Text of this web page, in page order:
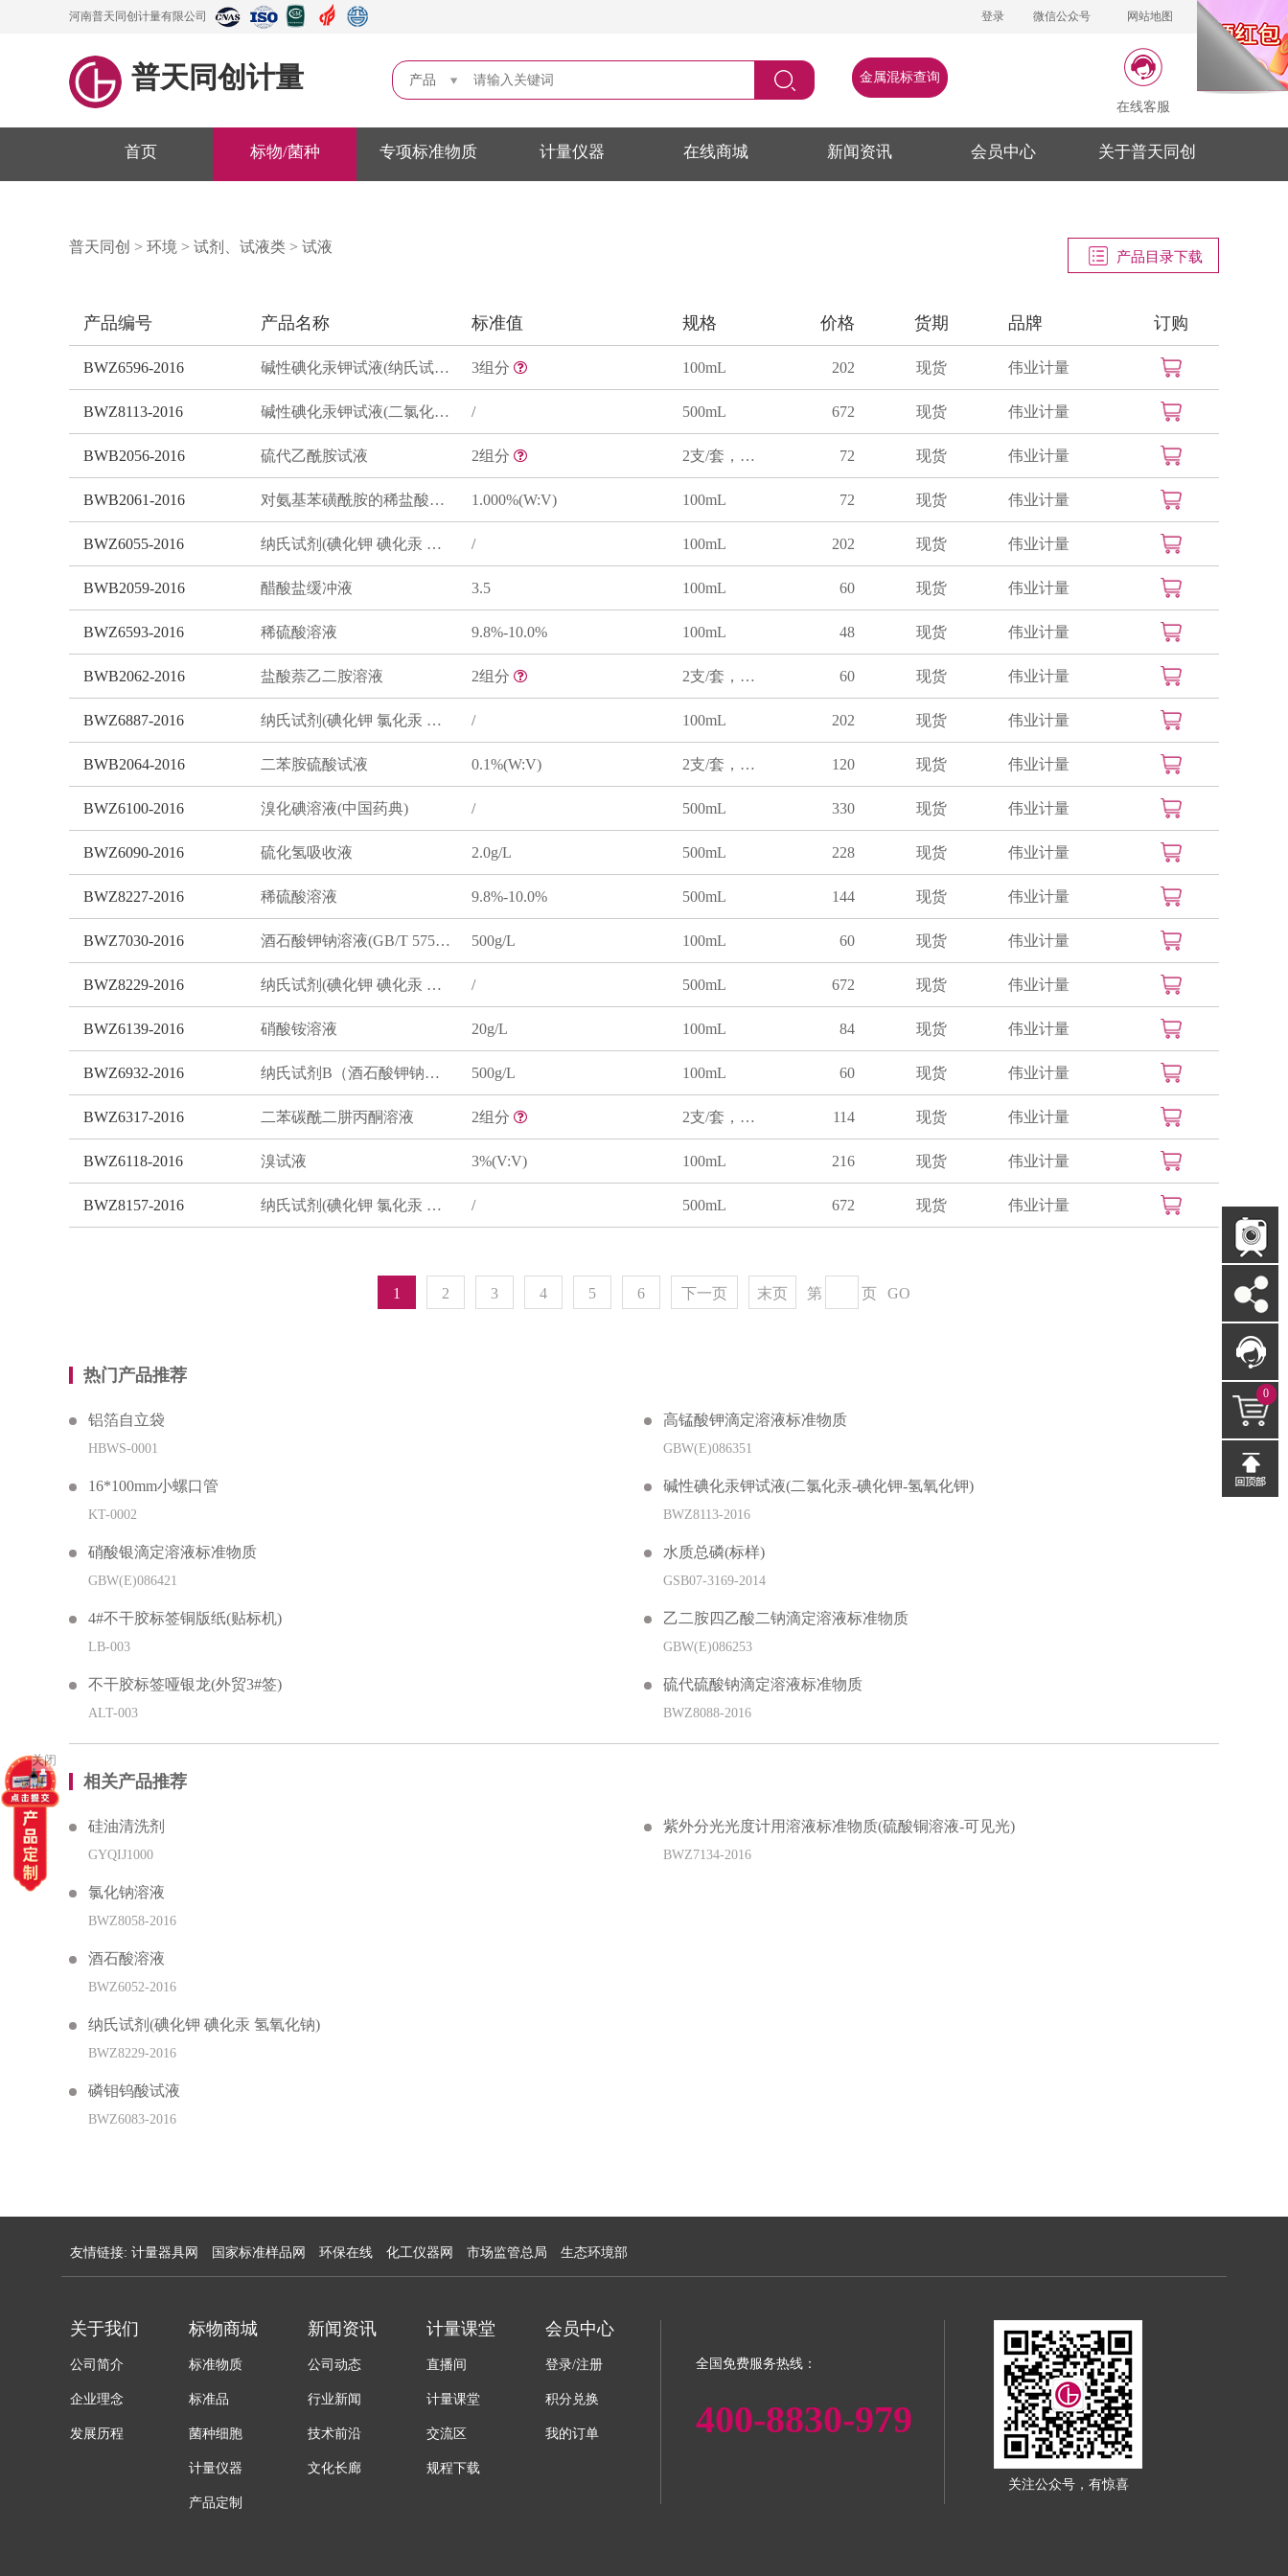
河南普天同创计量有限公司 登录 微信公众号 网站地图
普天同创计量 产品 金属混标查询
在线客服
首页 标物/菌种 专项标准物质 计量仪器 在线商城 新闻资讯 会员中心 关于普天同创
普天同创 > 环境 > 试剂、试液类 > 试液
产品目录下载
产品编号 产品名称 标准值 规格 价格 货期 品牌 订购
BWZ6596-2016 碱性碘化汞钾试液(纳氏试剂A) 3组分 100mL 202 现货 伟业计量
BWZ8113-2016 碱性碘化汞钾试液(二氯化汞-碘化钾-氢氧化钾) / 500mL 672 现货 伟业计量
BWB2056-2016 硫代乙酰胺试液 2组分 2支/套，序号1为20mL，序号2为100mL 72 现货 伟业计量
BWB2061-2016 对氨基苯磺酰胺的稀盐酸溶液 1.000%(W:V) 100mL 72 现货 伟业计量
BWZ6055-2016 纳氏试剂(碘化钾 碘化汞 氢氧化钠) / 100mL 202 现货 伟业计量
BWB2059-2016 醋酸盐缓冲液 3.5 100mL 60 现货 伟业计量
BWZ6593-2016 稀硫酸溶液 9.8%-10.0% 100mL 48 现货 伟业计量
BWB2062-2016 盐酸萘乙二胺溶液 2组分 2支/套，序号1为0.1g，序号2为100mL 60 现货 伟业计量
BWZ6887-2016 纳氏试剂(碘化钾 氯化汞 氢氧化钠) / 100mL 202 现货 伟业计量
BWB2064-2016 二苯胺硫酸试液 0.1%(W:V) 2支/套，序号1为0.1g，序号2为100mL 120 现货 伟业计量
BWZ6100-2016 溴化碘溶液(中国药典) / 500mL 330 现货 伟业计量
BWZ6090-2016 硫化氢吸收液 2.0g/L 500mL 228 现货 伟业计量
BWZ8227-2016 稀硫酸溶液 9.8%-10.0% 500mL 144 现货 伟业计量
BWZ7030-2016 酒石酸钾钠溶液(GB/T 5750.5-2023) 500g/L 100mL 60 现货 伟业计量
BWZ8229-2016 纳氏试剂(碘化钾 碘化汞 氢氧化钠) / 500mL 672 现货 伟业计量
BWZ6139-2016 硝酸铵溶液 20g/L 100mL 84 现货 伟业计量
BWZ6932-2016 纳氏试剂B（酒石酸钾钠溶液） 500g/L 100mL 60 现货 伟业计量
BWZ6317-2016 二苯碳酰二肼丙酮溶液 2组分 2支/套，序号1为0.25g，序号2为100mL 114 现货 伟业计量
BWZ6118-2016 溴试液 3%(V:V) 100mL 216 现货 伟业计量
BWZ8157-2016 纳氏试剂(碘化钾 氯化汞 氢氧化钠) / 500mL 672 现货 伟业计量
1 2 3 4 5 6 下一页 末页 第 页 GO
热门产品推荐
铝箔自立袋
HBWS-0001
16*100mm小螺口管
KT-0002
硝酸银滴定溶液标准物质
GBW(E)086421
4#不干胶标签铜版纸(贴标机)
LB-003
不干胶标签哑银龙(外贸3#签)
ALT-003
高锰酸钾滴定溶液标准物质
GBW(E)086351
碱性碘化汞钾试液(二氯化汞-碘化钾-氢氧化钾)
BWZ8113-2016
水质总磷(标样)
GSB07-3169-2014
乙二胺四乙酸二钠滴定溶液标准物质
GBW(E)086253
硫代硫酸钠滴定溶液标准物质
BWZ8088-2016
相关产品推荐
硅油清洗剂
GYQIJ1000
氯化钠溶液
BWZ8058-2016
酒石酸溶液
BWZ6052-2016
纳氏试剂(碘化钾 碘化汞 氢氧化钠)
BWZ8229-2016
磷钼钨酸试液
BWZ6083-2016
紫外分光光度计用溶液标准物质(硫酸铜溶液-可见光)
BWZ7134-2016
友情链接: 计量器具网 国家标准样品网 环保在线 化工仪器网 市场监管总局 生态环境部
关于我们
公司简介
企业理念
发展历程
标物商城
标准物质
标准品
菌种细胞
计量仪器
产品定制
新闻资讯
公司动态
行业新闻
技术前沿
文化长廊
计量课堂
直播间
计量课堂
交流区
规程下载
会员中心
登录/注册
积分兑换
我的订单
全国免费服务热线：
400-8830-979
关注公众号，有惊喜
关闭
0